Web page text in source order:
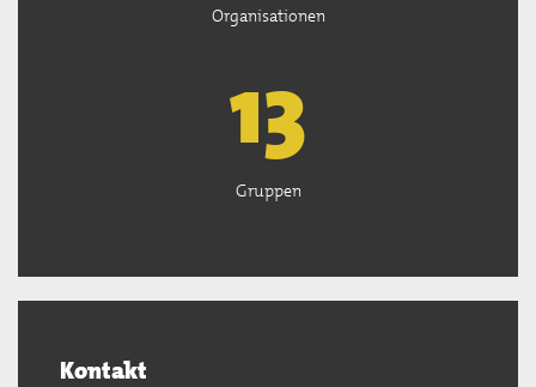
Organisationen
13
Gruppen
Kontakt